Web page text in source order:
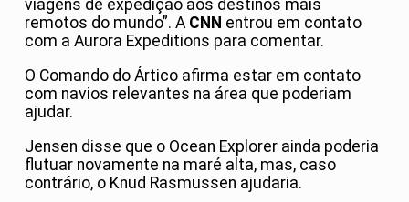
viagens de expedição aos destinos mais
remotos do mundo”. A CNN entrou em contato
com a Aurora Expeditions para comentar.
O Comando do Ártico afirma estar em contato
com navios relevantes na área que poderiam
ajudar.
Jensen disse que o Ocean Explorer ainda poderia
flutuar novamente na maré alta, mas, caso
contrário, o Knud Rasmussen ajudaria.